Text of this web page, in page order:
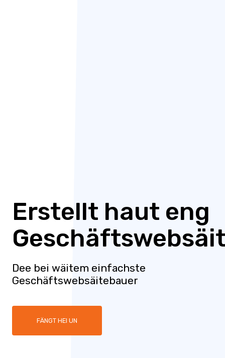
Erstellt haut eng
Dee bei wäitem einfachste
Geschäftswebsäitebauer
FÄNGT HEI UN